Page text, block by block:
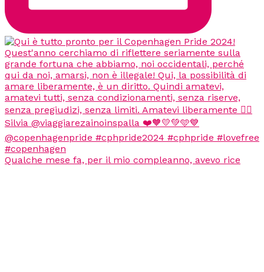
Qualche mese fa, per il mio compleanno, avevo rice